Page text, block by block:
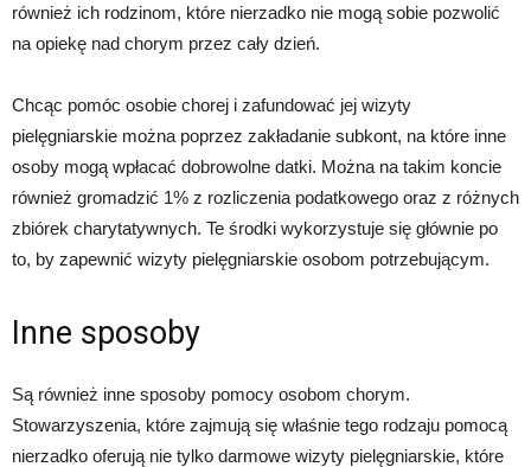
również ich rodzinom, które nierzadko nie mogą sobie pozwolić
na opiekę nad chorym przez cały dzień.
Chcąc pomóc osobie chorej i zafundować jej wizyty
pielęgniarskie można poprzez zakładanie subkont, na które inne
osoby mogą wpłacać dobrowolne datki. Można na takim koncie
również gromadzić 1% z rozliczenia podatkowego oraz z różnych
zbiórek charytatywnych. Te środki wykorzystuje się głównie po
to, by zapewnić wizyty pielęgniarskie osobom potrzebującym.
Inne sposoby
Są również inne sposoby pomocy osobom chorym.
Stowarzyszenia, które zajmują się właśnie tego rodzaju pomocą
nierzadko oferują nie tylko darmowe wizyty pielęgniarskie, które